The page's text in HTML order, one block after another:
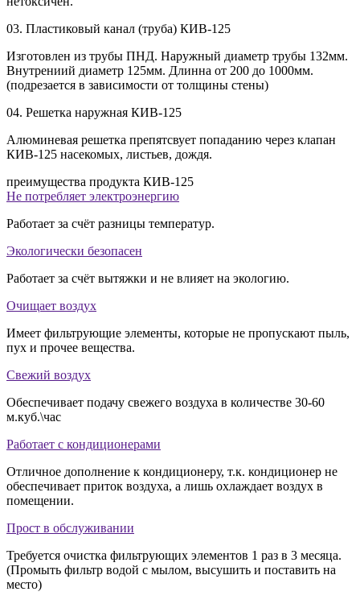
03. Пластиковый канал (труба) КИВ-125
Изготовлен из трубы ПНД. Наружный диаметр трубы 132мм.
Внутрениий диаметр 125мм. Длинна от 200 до 1000мм.
(подрезается в зависимости от толщины стены)
04. Решетка наружная КИВ-125
Алюминевая решетка препятсвует попаданию через клапан
КИВ-125 насекомых, листьев, дождя.
преимущества продукта КИВ-125
Не потребляет электроэнергию
Работает за счёт разницы температур.
Экологически безопасен
Работает за счёт вытяжки и не влияет на экологию.
Очищает воздух
Имеет фильтрующие элементы, которые не пропускают пыль,
пух и прочее вещества.
Свежий воздух
Обеспечивает подачу свежего воздуха в количестве 30-60
м.куб.\час
Работает с кондиционерами
Отличное дополнение к кондиционеру, т.к. кондиционер не
обеспечивает приток воздуха, а лишь охлаждает воздух в
помещении.
Прост в обслуживании
Требуется очистка фильтрующих элементов 1 раз в 3 месяца.
(Промыть фильтр водой с мылом, высушить и поставить на
место)